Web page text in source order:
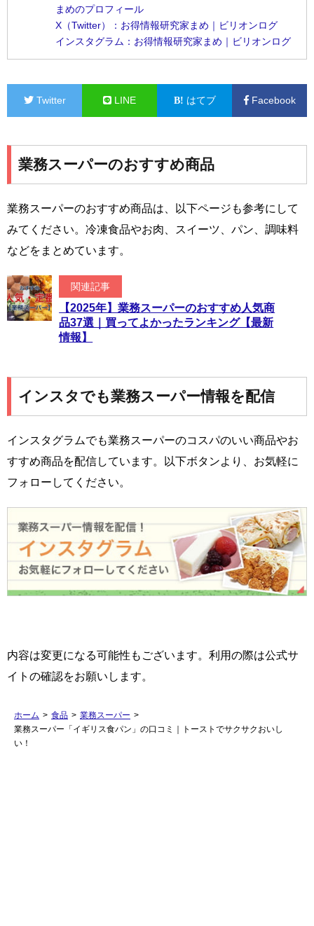
まめのプロフィール
X（Twitter）：お得情報研究家まめ｜ビリオンログ
インスタグラム：お得情報研究家まめ｜ビリオンログ
Twitter LINE はてブ Facebook
業務スーパーのおすすめ商品
業務スーパーのおすすめ商品は、以下ページも参考にして
みてください。冷凍食品やお肉、スイーツ、パン、調味料
などをまとめています。
関連記事
【2025年】業務スーパーのおすすめ人気商
品37選｜買ってよかったランキング【最新
情報】
インスタでも業務スーパー情報を配信
インスタグラムでも業務スーパーのコスパのいい商品やお
すすめ商品を配信しています。以下ボタンより、お気軽に
フォローしてください。
内容は変更になる可能性もございます。利用の際は公式サ
イトの確認をお願いします。
ホーム > 食品 > 業務スーパー >
業務スーパー「イギリス食パン」の口コミ｜トーストでサクサクおいし
い！